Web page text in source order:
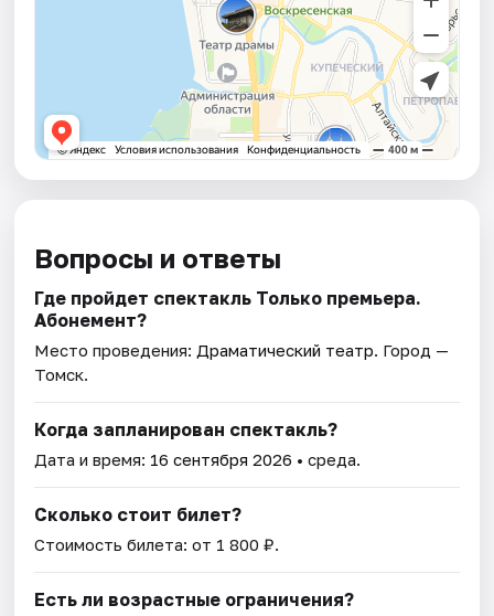
Вопросы и ответы
Где пройдет спектакль Только премьера.
Абонемент?
Место проведения: Драматический театр. Город —
Томск.
Когда запланирован спектакль?
Дата и время: 16 сентября 2026 • среда.
Сколько стоит билет?
Стоимость билета: от 1 800 ₽.
Есть ли возрастные ограничения?